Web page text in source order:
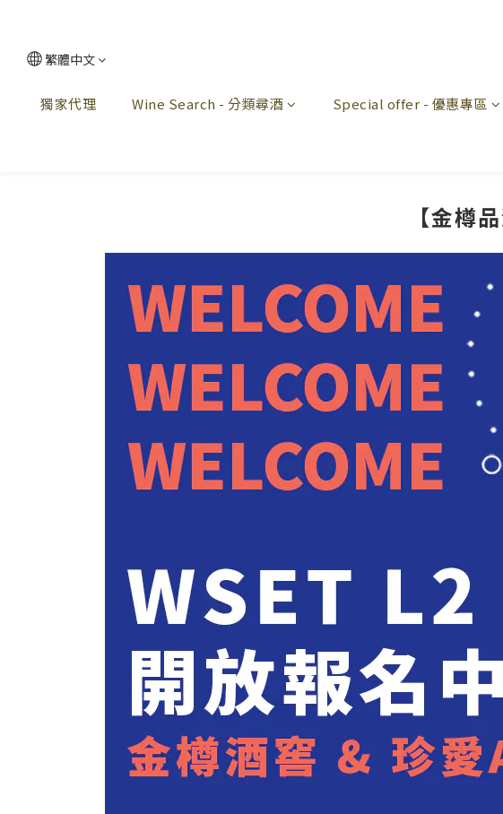
繁體中文
獨家代理 Wine Search - 分類尋酒 Special offer - 優惠專區
【金樽